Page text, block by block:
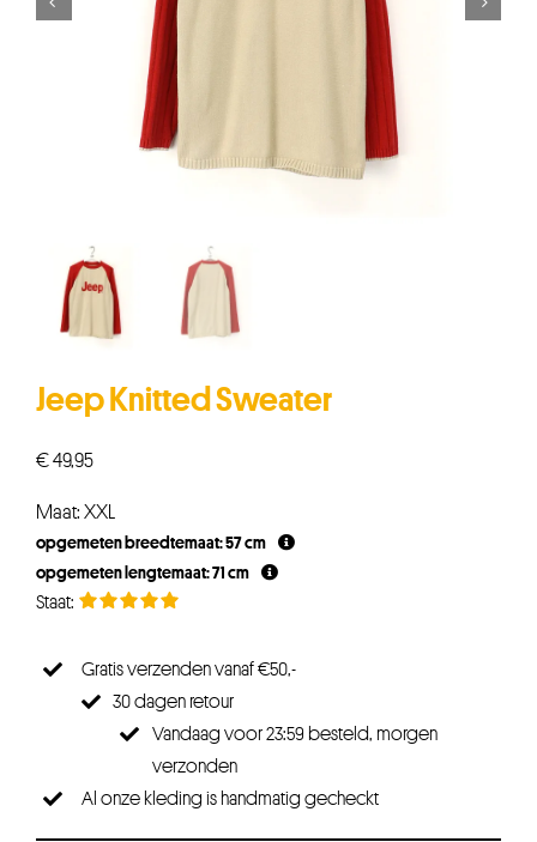
Jeep Knitted Sweater
€49,95
Maat: XXL
opgemeten breedtemaat: 57 cm
opgemeten lengtemaat: 71 cm
Gratis verzenden vanaf €50,-
30 dagen retour
Vandaag voor 23:59 besteld, morgen
verzonden
Al onze kleding is handmatig gecheckt